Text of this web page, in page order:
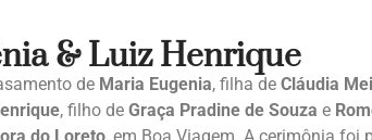
& Luiz Henrique
de Maria Eugenia, filha de Cláudia
, filho de Graça Pradine de Souza e